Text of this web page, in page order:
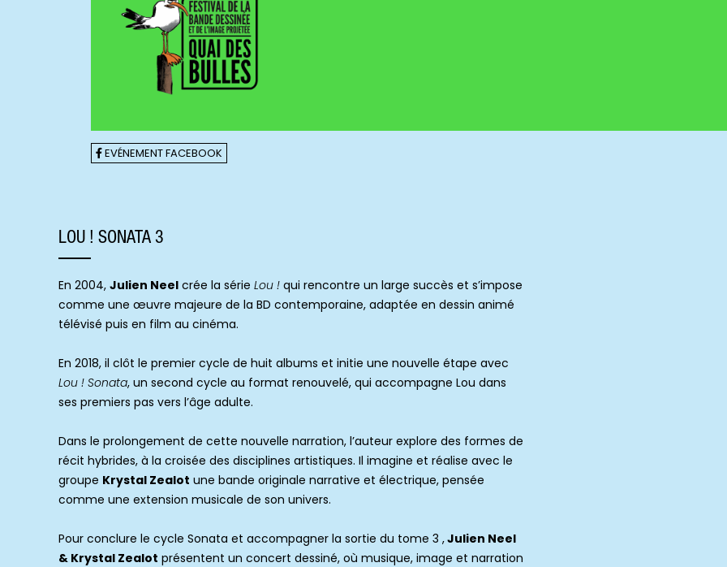
EVÉNEMENT FACEBOOK
LOU ! SONATA 3
En 2004, Julien Neel crée la série Lou ! qui rencontre un large succès et s’impose
comme une œuvre majeure de la BD contemporaine, adaptée en dessin animé
télévisé puis en film au cinéma.
En 2018, il clôt le premier cycle de huit albums et initie une nouvelle étape avec
Lou ! Sonata, un second cycle au format renouvelé, qui accompagne Lou dans
ses premiers pas vers l’âge adulte.
Dans le prolongement de cette nouvelle narration, l’auteur explore des formes de
récit hybrides, à la croisée des disciplines artistiques. Il imagine et réalise avec le
groupe Krystal Zealot une bande originale narrative et électrique, pensée
comme une extension musicale de son univers.
Pour conclure le cycle Sonata et accompagner la sortie du tome 3 ,Julien Neel
& Krystal Zealot présentent un concert dessiné, où musique, image et narration